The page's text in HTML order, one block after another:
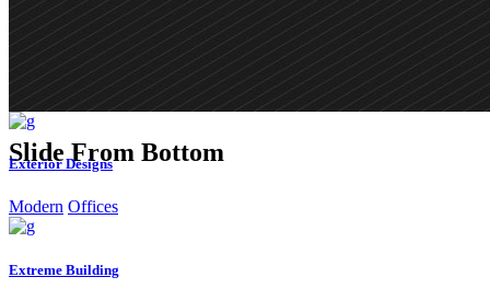
Slide From Bottom
Exterior Designs
Modern Offices
Extreme Building